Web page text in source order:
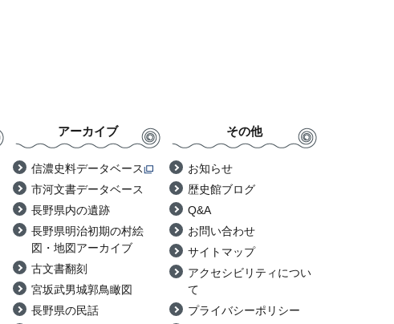
アーカイブ
信濃史料データベース
市河文書データベース
長野県内の遺跡
長野県明治初期の村絵
図・地図アーカイブ
古文書翻刻
宮坂武男城郭鳥瞰図
長野県の民話
その他
お知らせ
歴史館ブログ
Q&A
お問い合わせ
サイトマップ
アクセシビリティについ
て
プライバシーポリシー